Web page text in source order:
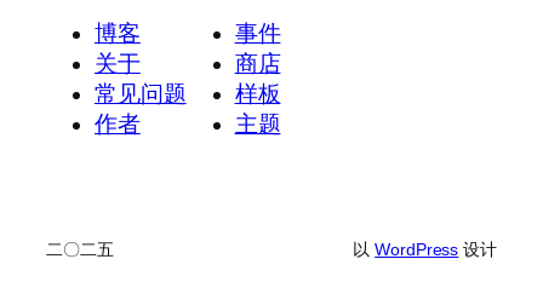
博客
关于
常见问题
作者
事件
商店
样板
主题
二〇二五 以WordPress 设计